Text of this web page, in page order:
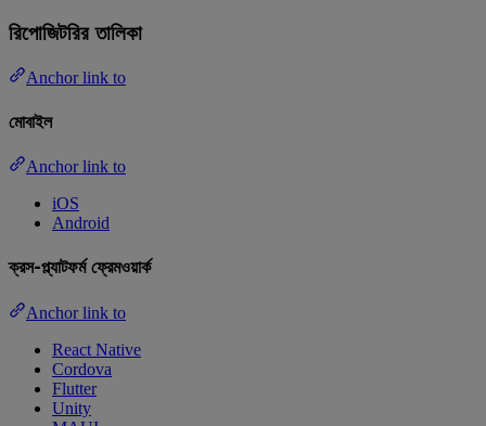
রিপোজিটরির তালিকা
Anchor link to
মোবাইল
Anchor link to
iOS
Android
ক্রস-প্ল্যাটফর্ম ফ্রেমওয়ার্ক
Anchor link to
React Native
Cordova
Flutter
Unity